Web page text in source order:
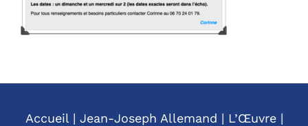
Accueil| Jean-Joseph Allemand | L’Œuvre|